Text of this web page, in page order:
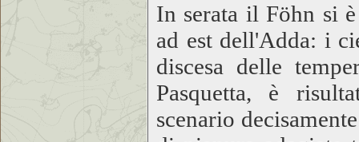
In serata il Föhn si
ad est dell'Adda: i
discesa delle
Pasquetta, è
scenario